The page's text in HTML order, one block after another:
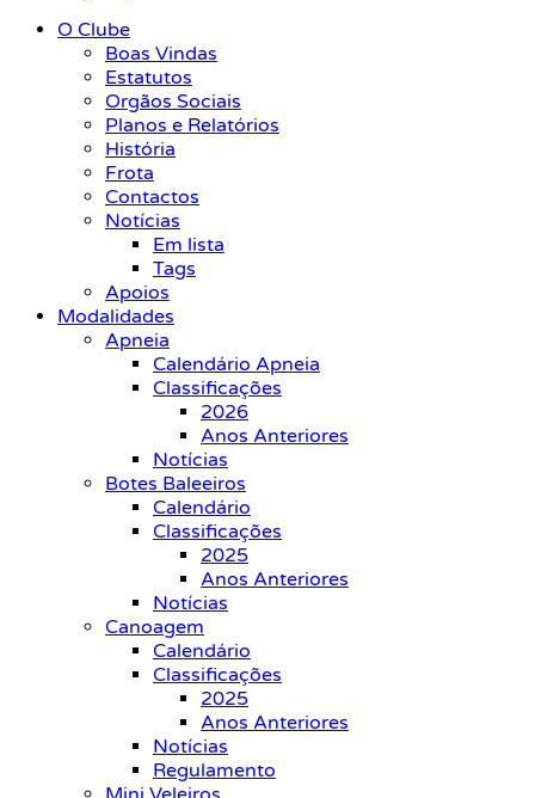
O Clube
Boas Vindas
Estatutos
Orgãos Sociais
Planos e Relatórios
História
Frota
Contactos
Notícias
Em lista
Tags
Apoios
Modalidades
Apneia
Calendário Apneia
Classificações
2026
Anos Anteriores
Notícias
Botes Baleeiros
Calendário
Classificações
2025
Anos Anteriores
Notícias
Canoagem
Calendário
Classificações
2025
Anos Anteriores
Notícias
Regulamento